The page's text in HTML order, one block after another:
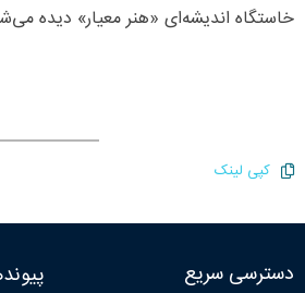
خاستگاه اندیشه‌ای «هنر معیار» دیده
کپی لینک
دسترسی سریع